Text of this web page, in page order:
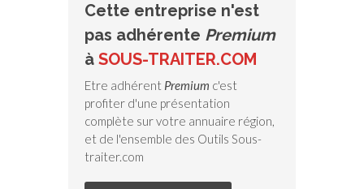
Cette entreprise n'est
pas adhérente Premium
à SOUS-TRAITER.COM
Etre adhérent Premium c'est
profiter d'une présentation
complète sur votre annuaire région,
et de l'ensemble des Outils Sous-
traiter.com